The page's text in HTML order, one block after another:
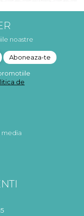
noastre
de
media